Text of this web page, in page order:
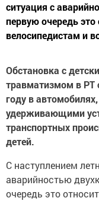
ситуация с
первую очередь
велосипедистам и
Обстановка с
травматизмом в РТ
году в
удерживающими
транспортных
детей.
С наступлением
аварийностью
очередь это